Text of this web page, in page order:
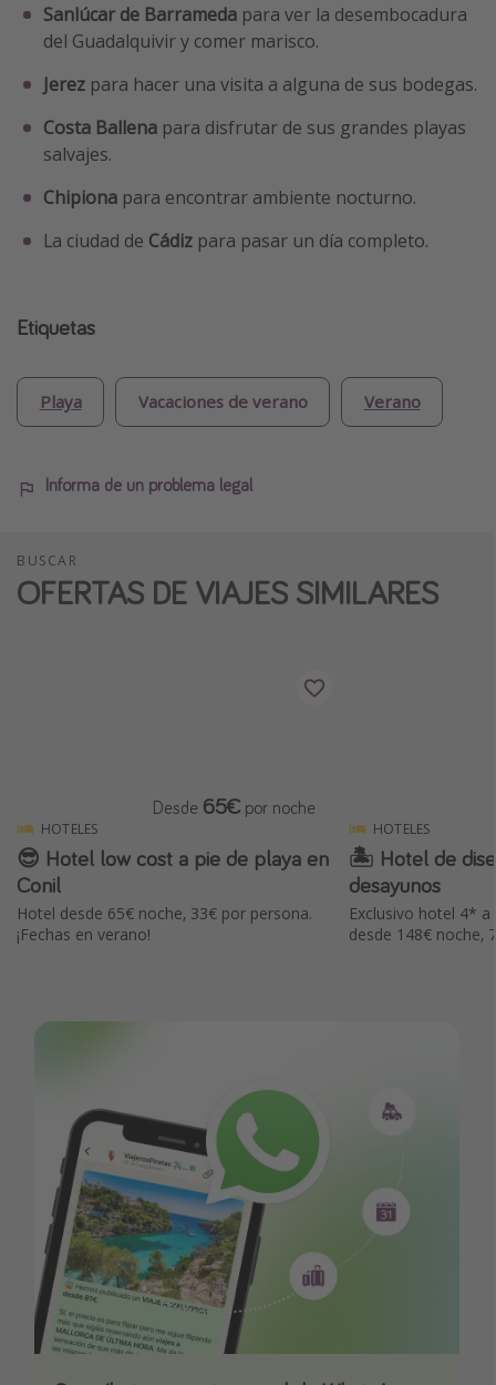
Sanlúcar de Barrameda para ver la desembocadura
del Guadalquivir y comer marisco.
Jerez para hacer una visita a alguna de sus bodegas.
Costa Ballena para disfrutar de sus grandes playas
salvajes.
Chipiona para encontrar ambiente nocturno.
La ciudad de Cádiz para pasar un día completo.
Etiquetas
Playa Vacaciones de verano Verano
Informa de un problema legal
BUSCAR
OFERTAS DE VIAJES SIMILARES
HOTELES
😎 Hotel low cost a pie de playa en
Conil
Hotel desde 65€ noche, 33€ por persona.
¡Fechas en verano!
Desde 65€ por noche
HOTELES
🏝 Hotel de
desayunos
Exclusivo hotel 4*
desde 148€ noche,